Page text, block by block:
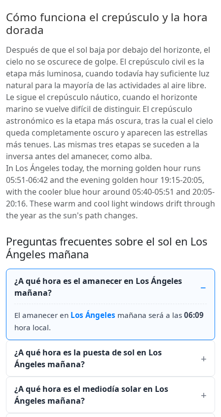
Cómo funciona el crepúsculo y la hora
dorada
Después de que el sol baja por debajo del horizonte, el
cielo no se oscurece de golpe. El crepúsculo civil es la
etapa más luminosa, cuando todavía hay suficiente luz
natural para la mayoría de las actividades al aire libre.
Le sigue el crepúsculo náutico, cuando el horizonte
marino se vuelve difícil de distinguir. El crepúsculo
astronómico es la etapa más oscura, tras la cual el cielo
queda completamente oscuro y aparecen las estrellas
más tenues. Las mismas tres etapas se suceden a la
inversa antes del amanecer, como alba.
In Los Ángeles today, the morning golden hour runs
05:51-06:42 and the evening golden hour 19:15-20:05,
with the cooler blue hour around 05:40-05:51 and 20:05-
20:16. These warm and cool light windows drift through
the year as the sun's path changes.
Preguntas frecuentes sobre el sol en Los
Ángeles mañana
¿A qué hora es el amanecer en Los Ángeles
mañana?
El amanecer en Los Ángeles mañana será a las 06:09
hora local.
¿A qué hora es la puesta de sol en Los
Ángeles mañana?
¿A qué hora es el mediodía solar en Los
Ángeles mañana?